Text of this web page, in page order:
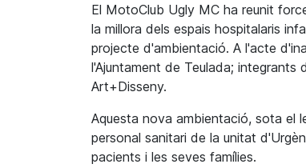
El MotoClub Ugly MC ha reunit
la millora dels espais hospitalaris
projecte d'ambientació. A l'acte
l'Ajuntament de Teulada;
Art+Disseny.
Aquesta nova ambientació, sota el
personal sanitari de la unitat
pacients i les seves famílies.